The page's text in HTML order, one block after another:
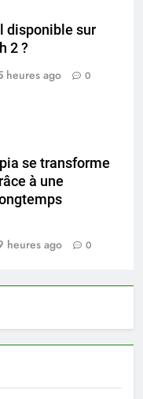
disponible sur
2 ?
heures ago 0
se transforme
à une
heures ago 0